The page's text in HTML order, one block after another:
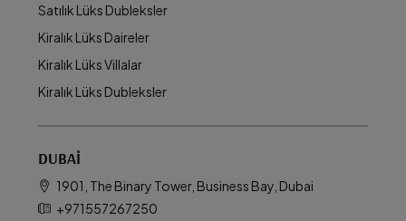
Satılık Lüks Dubleksler
Kiralık Lüks Daireler
Kiralık Lüks Villalar
Kiralık Lüks Dubleksler
DUBAI
1901, The Binary Tower, Business Bay, Dubai
+971557267250